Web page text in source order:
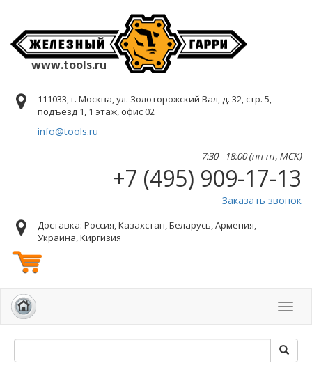
www.tools.ru
111033, г. Москва, ул. Золоторожский Вал, д. 32, стр. 5,
подъезд 1, 1 этаж, офис 02
info@tools.ru
7:30 - 18:00 (пн-пт, МСК)
+7 (495) 909-17-13
Заказать звонок
Доставка: Россия, Казахстан, Беларусь, Армения,
Украина, Киргизия